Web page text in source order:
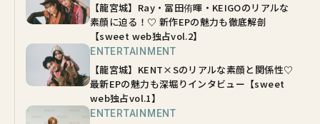
【龍宮城】Ray・冨田侑暉・KEIGOのリアルな
素顔に迫る！♡ 新作EPの魅力も徹底解剖
【sweet web独占vol.2】
ENTERTAINMENT
【龍宮城】KENT×Sのリアルな素顔と関係性♡
最新EPの魅力も深堀りインタビュー【sweet
web独占vol.1】
ENTERTAINMENT